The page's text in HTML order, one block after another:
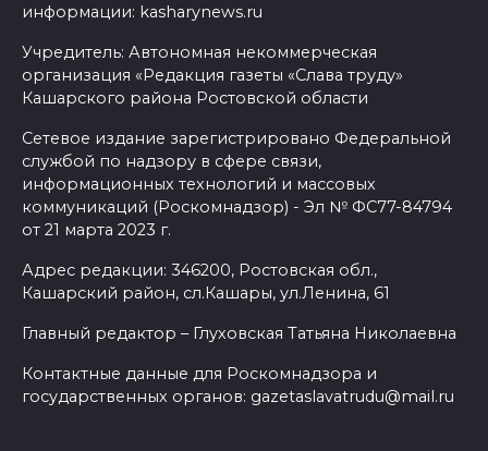
информации: kasharynews.ru
Учредитель: Автономная некоммерческая
организация «Редакция газеты «Слава труду»
Кашарского района Ростовской области
Сетевое издание зарегистрировано Федеральной
службой по надзору в сфере связи,
информационных технологий и массовых
коммуникаций (Роскомнадзор) - Эл № ФС77-84794
от 21 марта 2023 г.
Адрес редакции: 346200, Ростовская обл.,
Кашарский район, сл.Кашары, ул.Ленина, 61
Главный редактор – Глуховская Татьяна Николаевна
Контактные данные для Роскомнадзора и
государственных органов: gazetaslavatrudu@mail.ru